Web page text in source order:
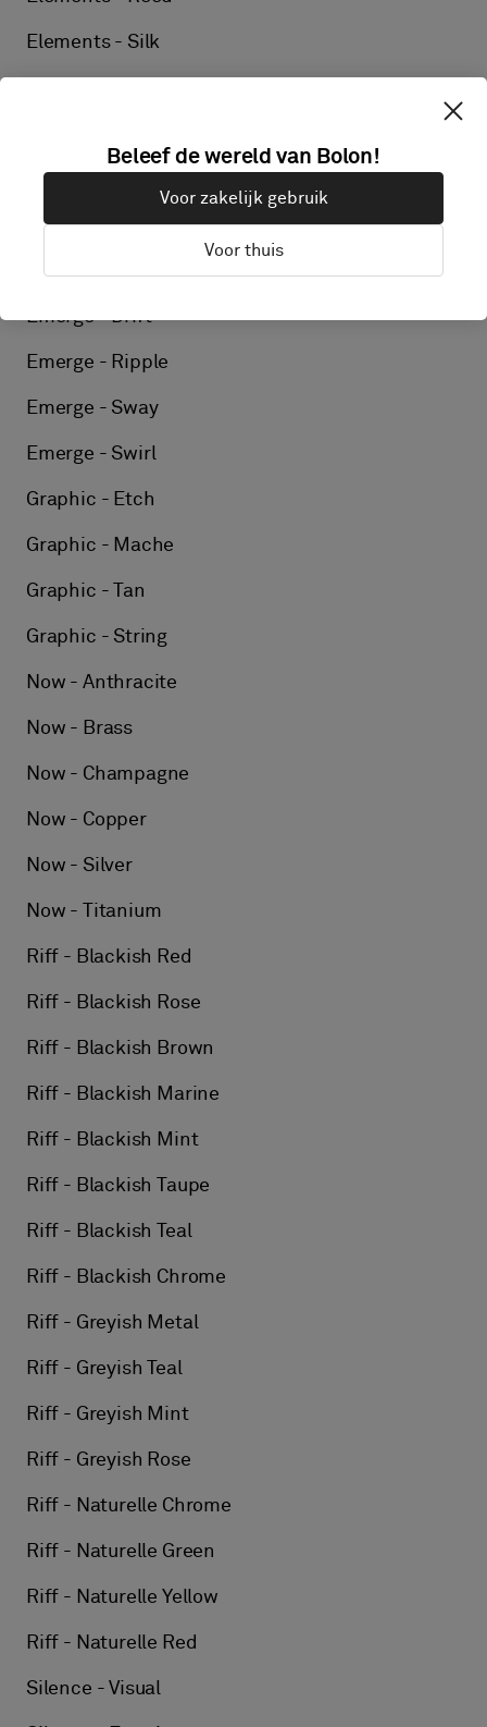
Elements - Silk
Elements - Flint
Emerge - Arise
Emerge - Billow
Emerge - Drift
Emerge - Ripple
Emerge - Sway
Emerge - Swirl
Graphic - Etch
Graphic - Mache
Graphic - Tan
Graphic - String
Now - Anthracite
Now - Brass
Now - Champagne
Now - Copper
Now - Silver
Now - Titanium
Riff - Blackish Red
Riff - Blackish Rose
Riff - Blackish Brown
Riff - Blackish Marine
Riff - Blackish Mint
Riff - Blackish Taupe
Riff - Blackish Teal
Riff - Blackish Chrome
Riff - Greyish Metal
Riff - Greyish Teal
Riff - Greyish Mint
Riff - Greyish Rose
Riff - Naturelle Chrome
Riff - Naturelle Green
Riff - Naturelle Yellow
Riff - Naturelle Red
Silence - Visual
Beleef de wereld van Bolon!
Voor zakelijk gebruik
Voor thuis